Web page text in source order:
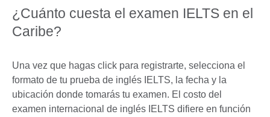
¿Cuánto cuesta el examen IELTS en el
Caribe?
Una vez que hagas click para registrarte, selecciona el
formato de tu prueba de inglés IELTS, la fecha y la
ubicación donde tomarás tu examen. El costo del
examen internacional de inglés IELTS difiere en función